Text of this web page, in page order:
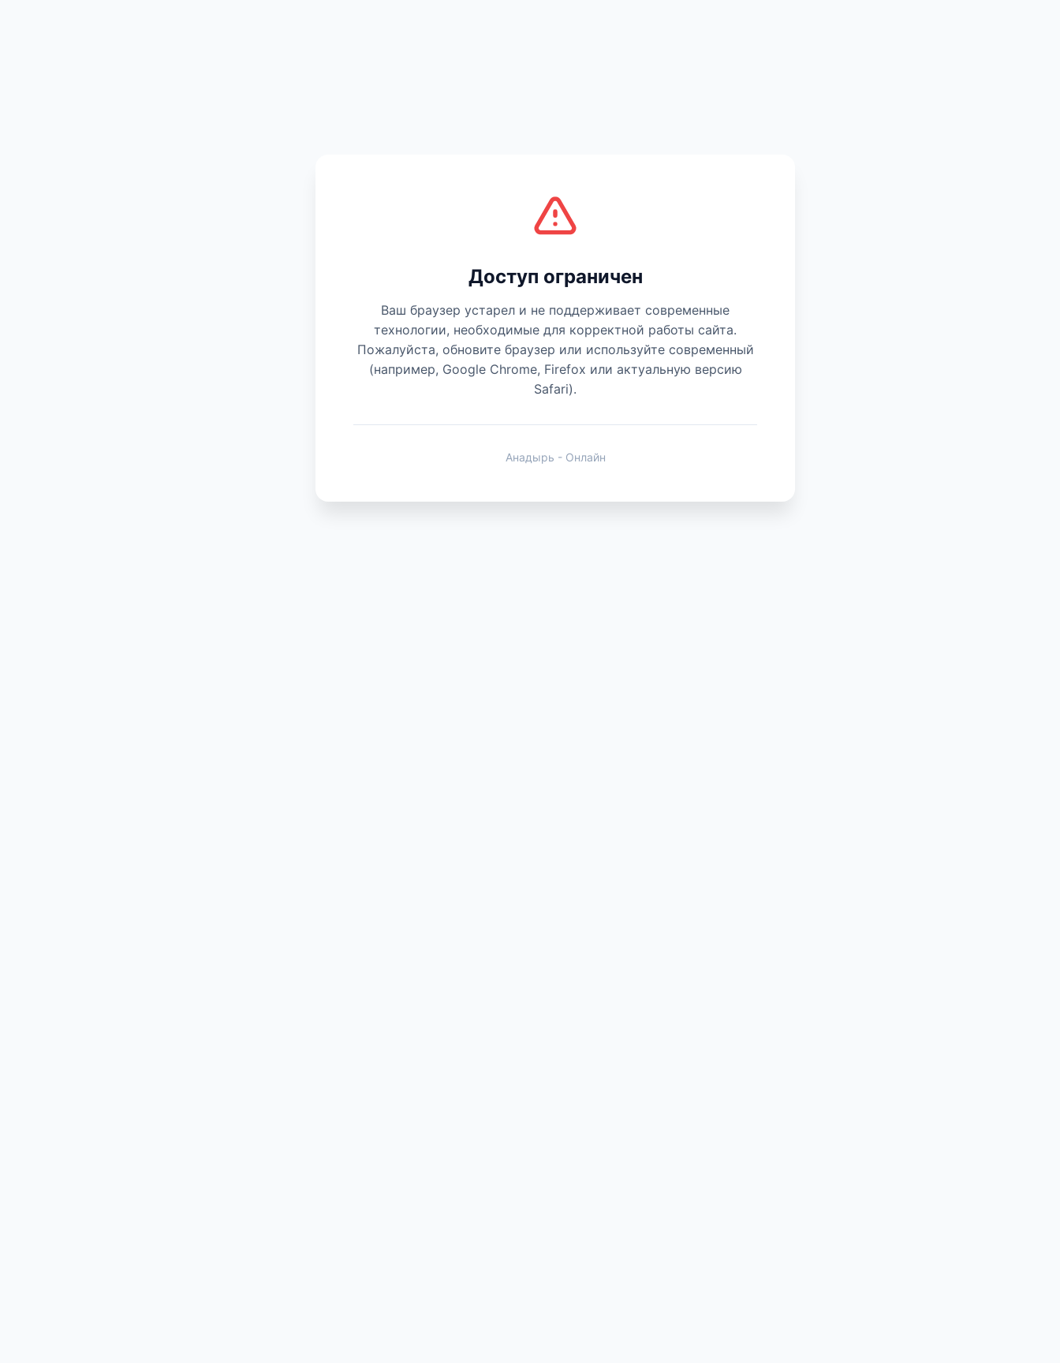
Доступ ограничен
Ваш браузер устарел и не поддерживает современные
технологии, необходимые для корректной работы сайта.
Пожалуйста, обновите браузер или используйте современный
(например, Google Chrome, Firefox или актуальную версию
Safari).
Анадырь - Онлайн